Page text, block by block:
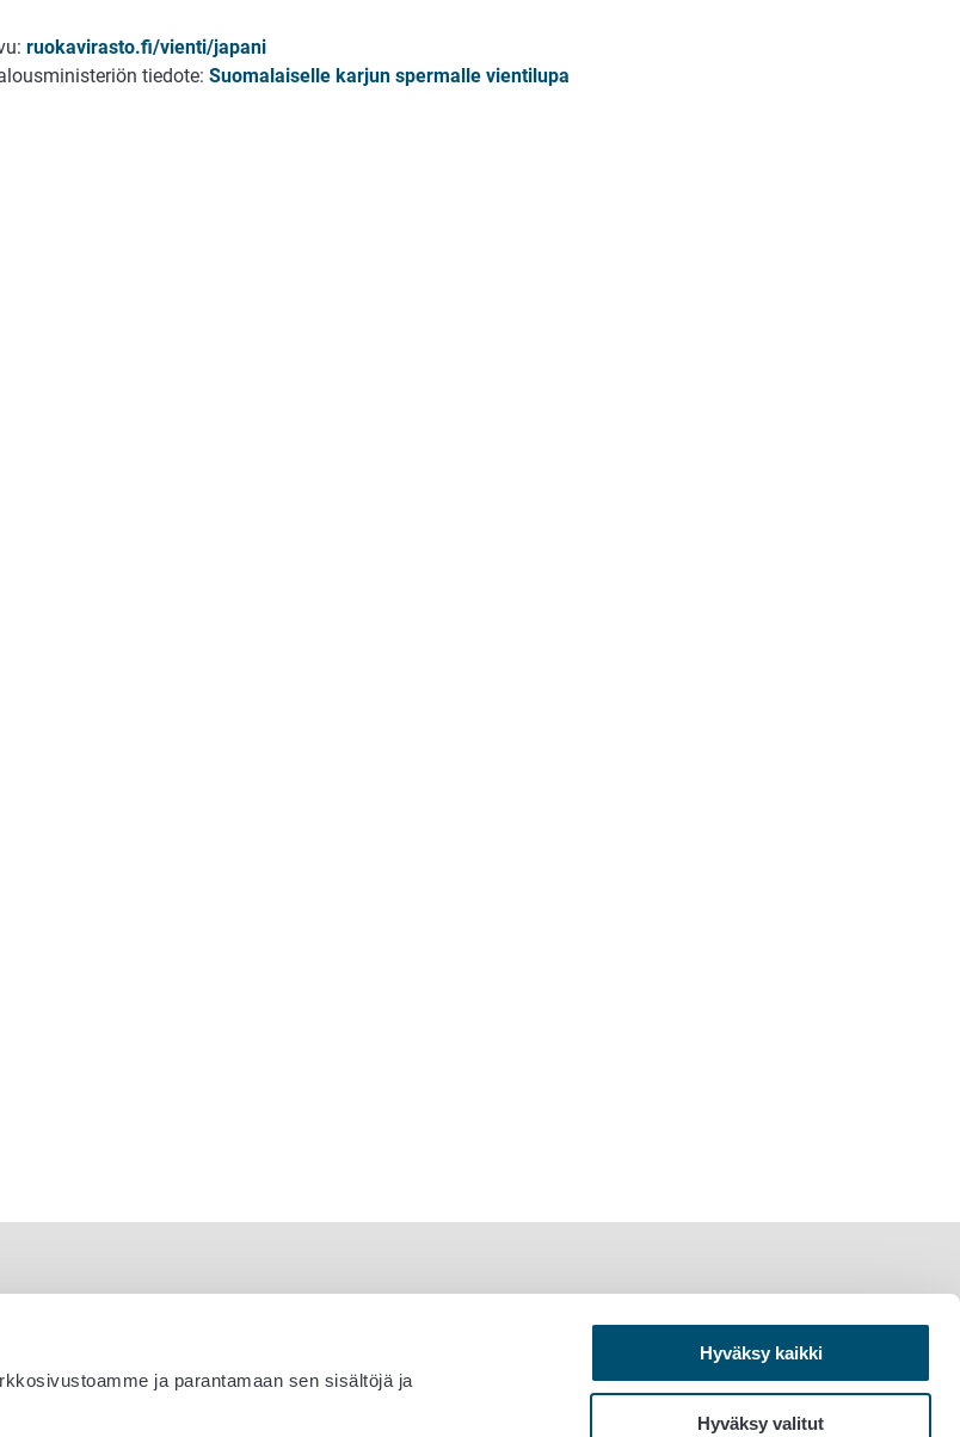
ja parantamaan sen sisältöjä ja
Hyväksy kaikki
Hyväksy valitut
ruokavirasto.fi/vienti/japani
tiedote: Suomalaiselle karjun spermalle vientilupa